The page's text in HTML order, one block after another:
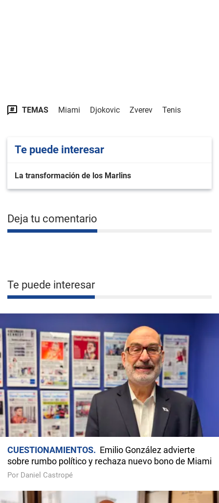
TEMAS Miami Djokovic Zverev Tenis
Te puede interesar
La transformación de los Marlins
Deja tu comentario
Te puede interesar
CUESTIONAMIENTOS
Emilio González advierte
sobre rumbo político y rechaza nuevo bono de Miami
Por Daniel Castropé